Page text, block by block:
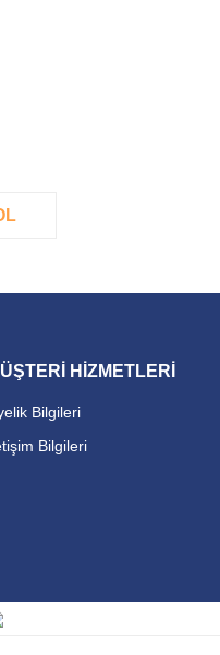
HİZMETLERİ
Bilgileri
Bilgileri